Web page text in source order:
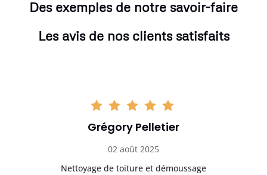
Des exemples de notre savoir-faire
Les avis de nos clients satisfaits
Grégory Pelletier
02 août 2025
Nettoyage de toiture et démoussage